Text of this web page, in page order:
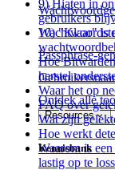
Passphrase-
Ontdek alle
Resources
Kennisbank
9) Hiaten in
gebruikers
10) "Klaar" is
Hoe
herstel
Waar het op
FAQ over
Wat zijn
Hoe werkt
Waarom is
lastig op te